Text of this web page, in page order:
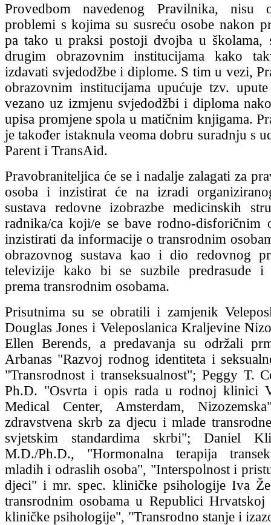
Provedbom navedenog Pravilnika, nisu
problemi s kojima su susreću osobe nakon
pa tako u praksi postoji dvojba u školama,
drugim obrazovnim institucijama kako
izdavati svjedodžbe i diplome. S tim u vezi,
obrazovnim institucijama upućuje tzv.
vezano uz izmjenu svjedodžbi i diploma
upisa promjene spola u matičnim knjigama.
je također istaknula veoma dobru suradnju s
Parent i TransAid.
Pravobraniteljica će se i nadalje zalagati za
osoba i inzistirat će na izradi
sustava redovne izobrazbe medicinskih
radnika/ca koji/e se bave rodno-disforičnim
inzistirati da informacije o transrodnim
obrazovnog sustava kao i dio redovnog
televizije kako bi se suzbile predrasude i
prema transrodnim osobama.
Prisutnima su se obratili i zamjenik
Douglas Jones i Veleposlanica Kraljevine
Ellen Berends, a predavanja su održali
Arbanas "Razvoj rodnog identiteta i
"Transrodnost i transeksualnost"; Peggy T.
Ph.D. "Osvrta i opis rada u rodnoj klinici
Medical Center, Amsterdam,
zdravstvena skrb za djecu i mlade
svjetskim standardima skrbi"; Daniel
M.D./Ph.D., "Hormonalna terapija
mladih i odraslih osoba", "Interspolnost i
djeci" i mr. spec. kliničke psihologije Iva
transrodnim osobama u Republici Hrvatskoj
kliničke psihologije", "Transrodno stanje i